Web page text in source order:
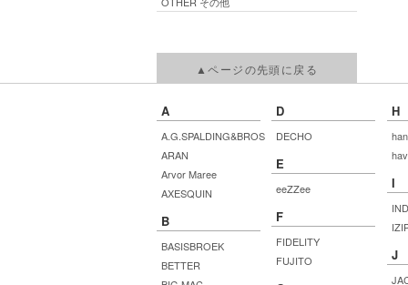
▲ページの先頭に戻る
A
A.G.SPALDING&BROS
ARAN
Arvor Maree
AXESQUIN
B
BASISBROEK
BETTER
D
DECHO
E
eeZZee
F
FIDELITY
FUJITO
H
I
J